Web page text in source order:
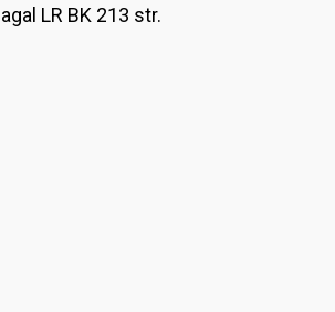
LR BK 213 str.